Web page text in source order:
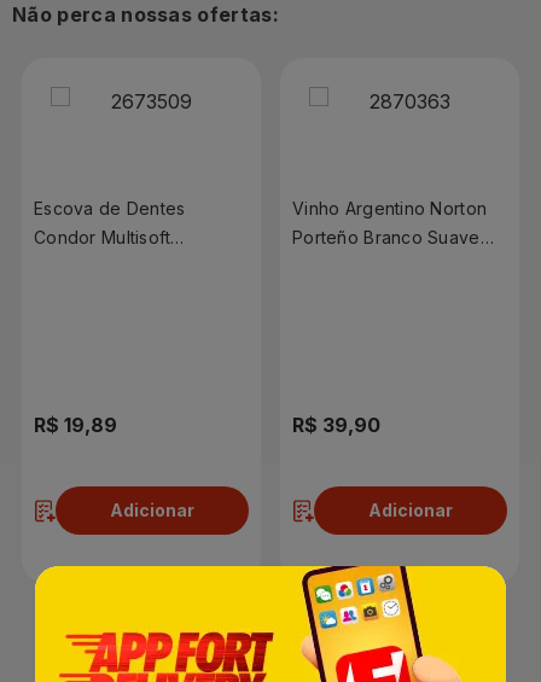
Não perca nossas ofertas:
Escova de Dentes
Condor Multisoft
R$ 19,89
Adicionar
Vinho Argentino Norton
Porteño Branco Suave
R$ 39,90
Adicionar